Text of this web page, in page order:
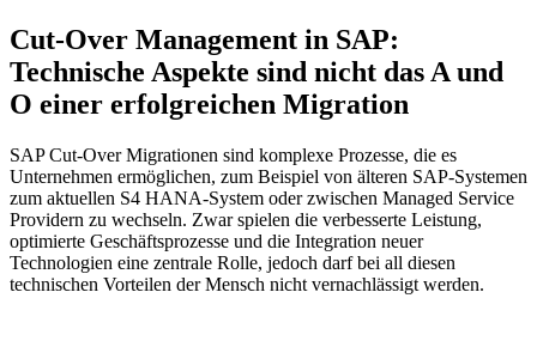
Cut-Over Management in SAP:
Technische Aspekte sind nicht das A und
O einer erfolgreichen Migration
SAP Cut-Over Migrationen sind komplexe Prozesse, die es
Unternehmen ermöglichen, zum Beispiel von älteren SAP-Systemen
zum aktuellen S4 HANA-System oder zwischen Managed Service
Providern zu wechseln. Zwar spielen die verbesserte Leistung,
optimierte Geschäftsprozesse und die Integration neuer
Technologien eine zentrale Rolle, jedoch darf bei all diesen
technischen Vorteilen der Mensch nicht vernachlässigt werden.